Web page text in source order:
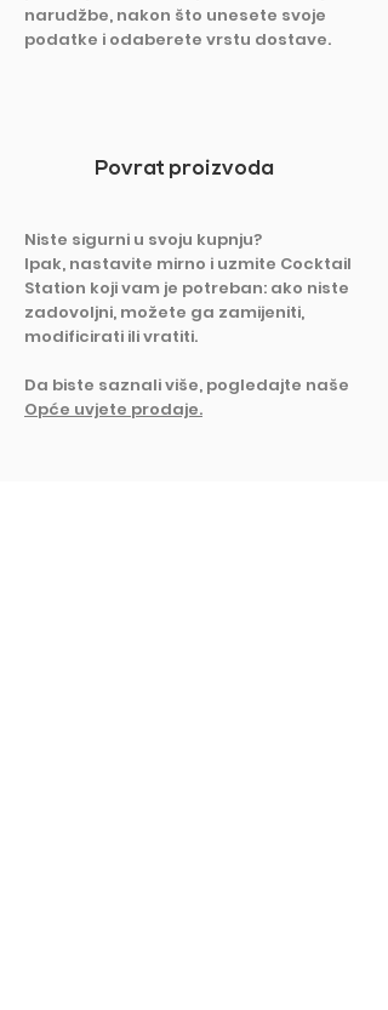
narudžbe, nakon što unesete svoje
podatke i odaberete vrstu dostave.
Povrat proizvoda
Niste sigurni u svoju kupnju?
Ipak, nastavite mirno i uzmite Cocktail
Station koji vam je potreban: ako niste
zadovoljni, možete ga zamijeniti,
modificirati ili vratiti.
Da biste saznali više, pogledajte naše
Opće uvjete prodaje.